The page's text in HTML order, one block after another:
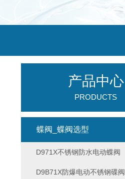
产品中心
PRODUCTS
蝶阀_蝶阀选型
D971X不锈钢防水电动蝶阀
D9B71X防爆电动不锈钢碟阀